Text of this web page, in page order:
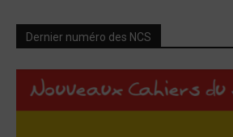
Dernier numéro des NCS